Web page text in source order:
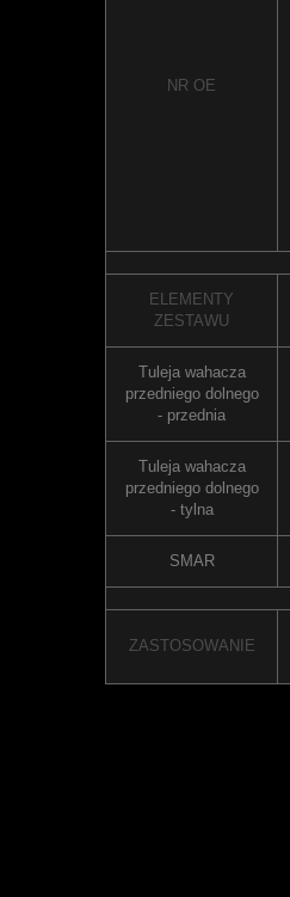
NR OE
ELEMENTY
ZESTAWU
Tuleja wahacza
przedniego dolnego
- przednia
Tuleja wahacza
przedniego dolnego
- tylna
SMAR
ZASTOSOWANIE